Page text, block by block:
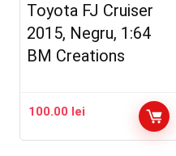
Toyota FJ Cruiser
2015, Negru, 1:64
BM Creations
100.00 lei